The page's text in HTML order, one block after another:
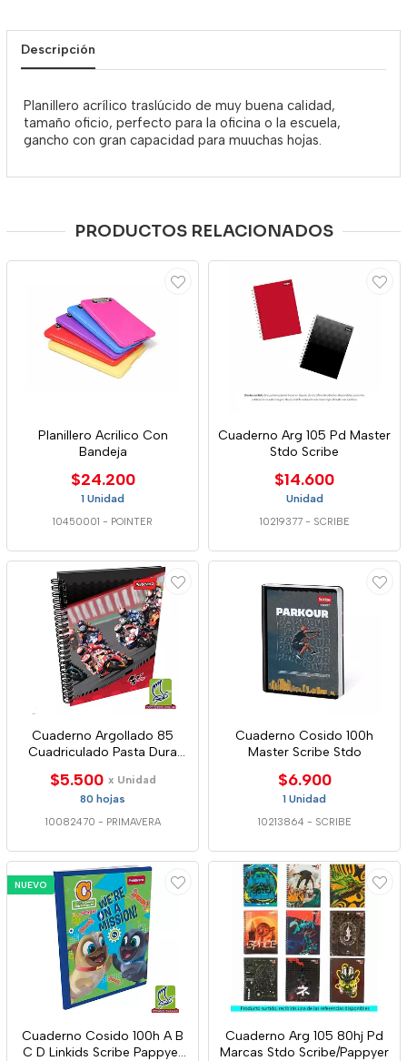
Descripción
Planillero acrílico traslúcido de muy buena calidad,
tamaño oficio, perfecto para la oficina o la escuela,
gancho con gran capacidad para muuchas hojas.
PRODUCTOS RELACIONADOS
Planillero Acrilico Con
Bandeja
$24.200
1 Unidad
10450001 - POINTER
Cuaderno Arg 105 Pd Master
Stdo Scribe
$14.600
Unidad
10219377 - SCRIBE
Cuaderno Argollado 85
Cuadriculado Pasta Dura
$5.500 x Unidad
80 hojas
10082470 - PRIMAVERA
Cuaderno Cosido 100h
Master Scribe Stdo
$6.900
1 Unidad
10213864 - SCRIBE
NUEVO
Cuaderno Cosido 100h A B
C D Linkids Scribe Pappyer
Cuaderno Arg 105 80hj Pd
Marcas Stdo Scribe/Pappyer